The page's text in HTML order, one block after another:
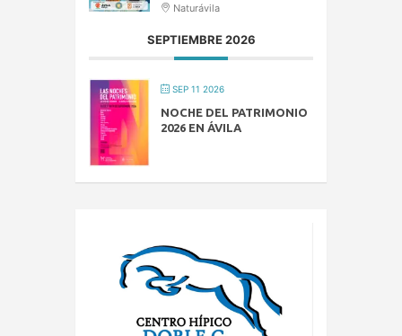
Naturávila
SEPTIEMBRE 2026
SEP 11 2026
NOCHE DEL PATRIMONIO
2026 EN ÁVILA